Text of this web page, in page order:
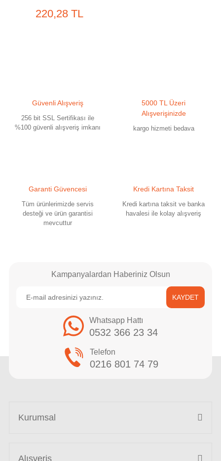
220,28 TL
Güvenli Alışveriş
256 bit SSL Sertifikası ile
%100 güvenli alışveriş imkanı
5000 TL Üzeri
Alışverişinizde
kargo hizmeti bedava
Garanti Güvencesi
Tüm ürünlerimizde servis
desteği ve ürün garantisi
mevcuttur
Kredi Kartına Taksit
Kredi kartına taksit ve banka
havalesi ile kolay alışveriş
Kampanyalardan Haberiniz Olsun
KAYDET
Whatsapp Hattı
0532 366 23 34
Telefon
0216 801 74 79
Kurumsal
Alışveriş